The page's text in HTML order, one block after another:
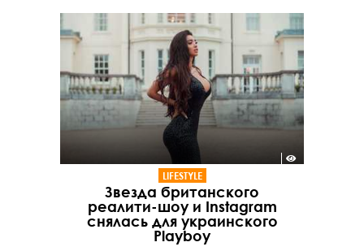
LIFESTYLE
Звезда британского
реалити-шоу и Instagram
снялась для украинского
Playboy